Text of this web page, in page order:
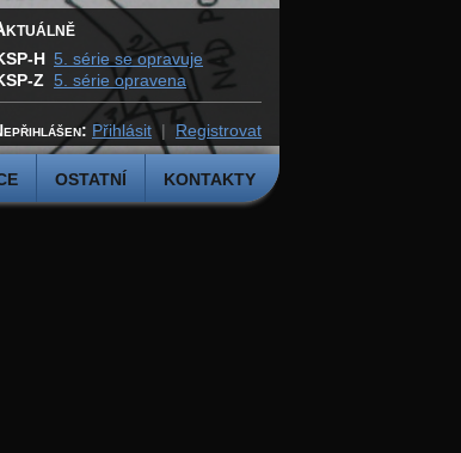
OSTATNÍ KONTAKTY
H 5. série se opravuje
Z 5. série opravena
Přihlásit | Registrovat